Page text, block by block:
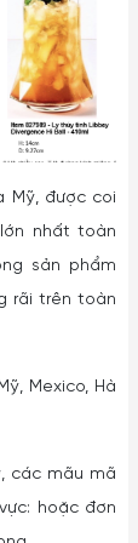
Mỹ, được coi
nhất toàn
sản phẩm
rãi trên toàn
Mexico, Hà
các mãu mã
hoặc đơn